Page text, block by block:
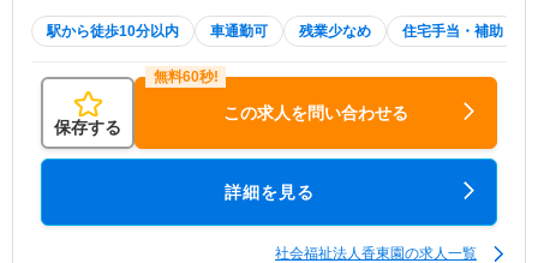
駅から徒歩10分以内 車通勤可 残業少なめ 住宅手当・補助
保存する
この求人を問い合わせる
詳細を見る
社会福祉法人香東園の求人一覧